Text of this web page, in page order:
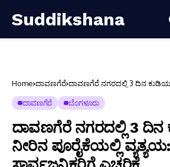
Suddikshana
Home ದಾವಣಗೆರೆ ದಾವಣಗೆರೆ ನಗರದಲ್ಲಿ 3 ದಿನ
ದಾವಣಗೆರೆ ಬೆಂಗಳೂರು
ದಾವಣಗೆರೆ ನಗರದಲ್ಲಿ 3
ನೀರಿನ ಪೂರೈಕೆಯಲ್ಲಿ ವ್ಯತ್ಯಯ: